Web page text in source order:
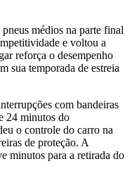
médios na parte final
e voltou a
reforça o desempenho
sua temporada de estreia
com bandeiras
24 minutos do
o controle do carro na
de proteção. A
minutos para a retirada do